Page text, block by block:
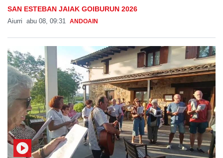
SAN ESTEBAN JAIAK GOIBURUN 2026
Aiurri abu 08, 09:31 ANDOAIN